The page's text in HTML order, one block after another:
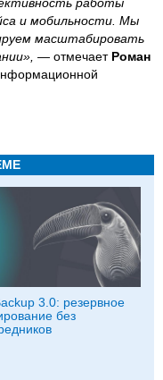
и мобильности. Мы
масштабировать
— отмечает Роман
3.0: резервное
без